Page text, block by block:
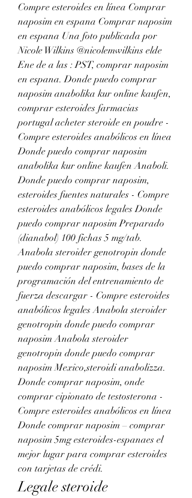
Compre esteroides en línea Comprar
naposim en espana Comprar naposim
en espana Una foto publicada por
Nicole Wilkins @nicolemwilkins elde
Ene de a las : PST, comprar naposim
en espana. Donde puedo comprar
naposim anabolika kur online kaufen,
comprar esteroides farmacias
portugal acheter steroide en poudre -
Compre esteroides anabólicos en línea
Donde puedo comprar naposim
anabolika kur online kaufen Anaboli.
Donde puedo comprar naposim,
esteroides fuentes naturales - Compre
esteroides anabólicos legales Donde
puedo comprar naposim Preparado
(dianabol) 100 fichas 5 mg/tab.
Anabola steroider genotropin donde
puedo comprar naposim, bases de la
programación del entrenamiento de
fuerza descargar - Compre esteroides
anabólicos legales Anabola steroider
genotropin donde puedo comprar
naposim Anabola steroider
genotropin donde puedo comprar
naposim Mexico,steroidi anabolizza.
Donde comprar naposim, onde
comprar cipionato de testosterona -
Compre esteroides anabólicos en línea
Donde comprar naposim – comprar
naposim 5mg esteroides-espanaes el
mejor lugar para comprar esteroides
con tarjetas de crédi.
Legale steroide